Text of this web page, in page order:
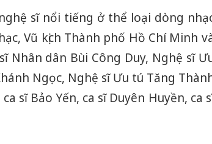
sĩ nổi tiếng ở thể loại dòng
Vũ kịch Thành phố Hồ Chí Minh
Nhân dân Bùi Công Duy, Nghệ sĩ
Ngọc, Nghệ sĩ Ưu tú Tăng
sĩ Bảo Yến, ca sĩ Duyên Huyền, ca